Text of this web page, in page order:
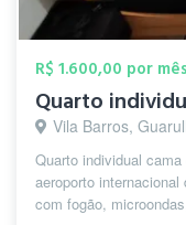
R$ 1.600,00 por mês
Vila Barros,
Quarto individual
aeroporto
com fogão,